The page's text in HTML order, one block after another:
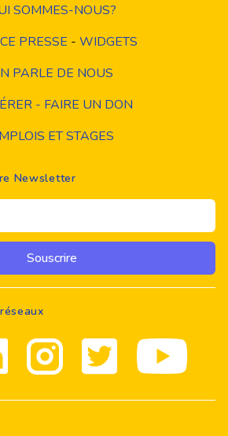
SOMMES-NOUS?
PRESSE - WIDGETS
PARLE DE NOUS
- FAIRE UN DON
ET STAGES
Newsletter
Souscrire
Instagram Twitter youtube